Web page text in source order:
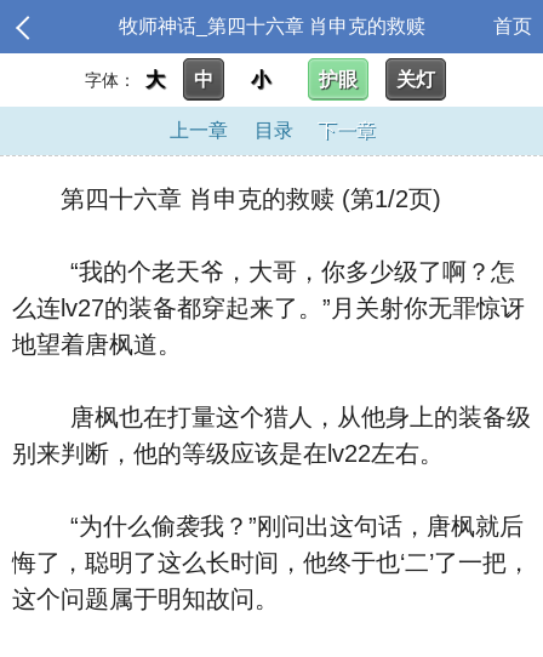
牧师神话_第四十六章 肖申克的救赎 首页
字体： 大 中 小 护眼 关灯
上一章 目录 下一章
第四十六章 肖申克的救赎 (第1/2页)
“我的个老天爷，大哥，你多少级了啊？怎
么连lv27的装备都穿起来了。”月关射你无罪惊讶
地望着唐枫道。
唐枫也在打量这个猎人，从他身上的装备级
别来判断，他的等级应该是在lv22左右。
“为什么偷袭我？”刚问出这句话，唐枫就后
悔了，聪明了这么长时间，他终于也‘二’了一把，
这个问题属于明知故问。